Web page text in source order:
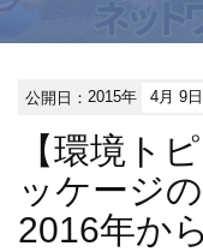
公開日：2015年 4月 9日
【環境ト
ッケージ
2016年から